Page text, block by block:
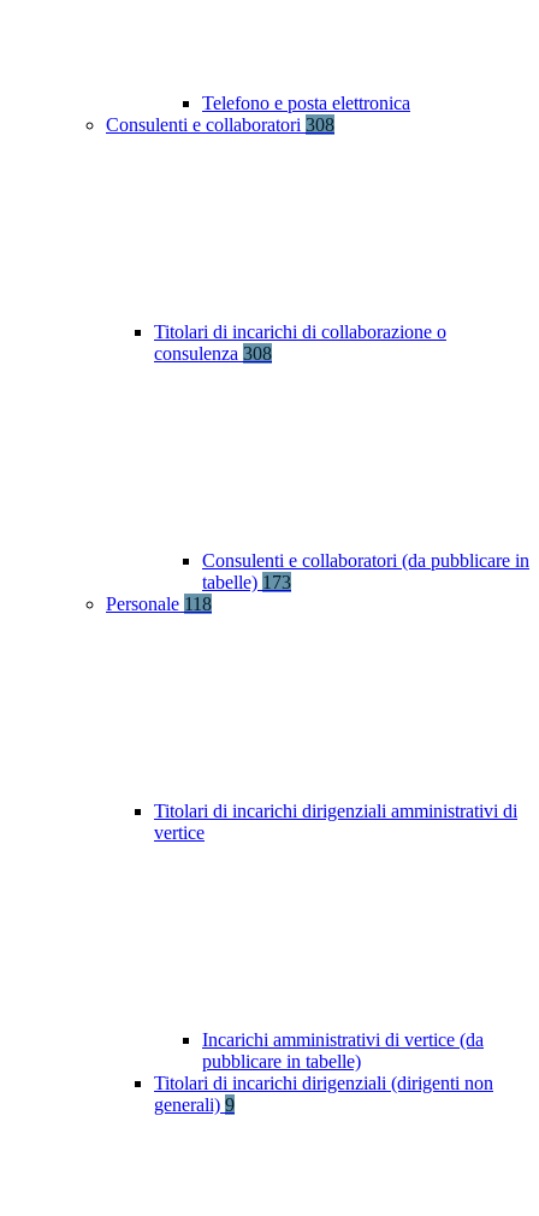
Telefono e posta elettronica
Consulenti e collaboratori 308
Titolari di incarichi di collaborazione o
consulenza 308
Consulenti e collaboratori (da pubblicare in
tabelle) 173
Personale 118
Titolari di incarichi dirigenziali amministrativi di
vertice
Incarichi amministrativi di vertice (da
pubblicare in tabelle)
Titolari di incarichi dirigenziali (dirigenti non
generali) 9